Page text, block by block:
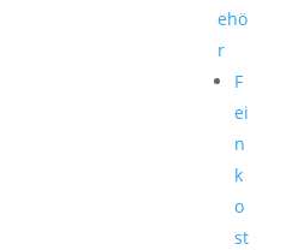
ehö
r
F
ei
n
k
o
st